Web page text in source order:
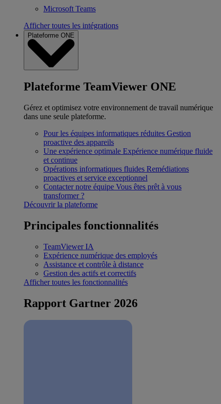
Microsoft Teams
Afficher toutes les intégrations
Plateforme ONE
Plateforme TeamViewer ONE
Gérez et optimisez votre environnement de travail numérique
dans une seule plateforme.
Pour les équipes informatiques réduites Gestion
proactive des appareils
Une expérience optimale Expérience numérique fluide
et continue
Opérations informatiques fluides Remédiations
proactives et service exceptionnel
Contacter notre équipe Vous êtes prêt à vous
transformer ?
Découvrir la plateforme
Principales fonctionnalités
TeamViewer IA
Expérience numérique des employés
Assistance et contrôle à distance
Gestion des actifs et correctifs
Afficher toutes les fonctionnalités
Rapport Gartner 2026